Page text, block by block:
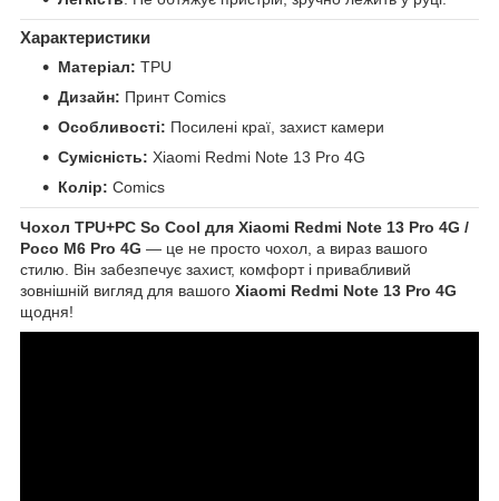
Характеристики
Матеріал: TPU
Дизайн: Принт Comics
Особливості: Посилені краї, захист камери
Сумісність: Xiaomi Redmi Note 13 Pro 4G
Колір: Comics
Чохол TPU+PC So Cool для Xiaomi Redmi Note 13 Pro 4G /
Poco M6 Pro 4G — це не просто чохол, а вираз вашого
стилю. Він забезпечує захист, комфорт і привабливий
зовнішній вигляд для вашого Xiaomi Redmi Note 13 Pro 4G
щодня!